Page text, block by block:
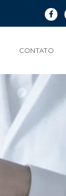
CONTATO